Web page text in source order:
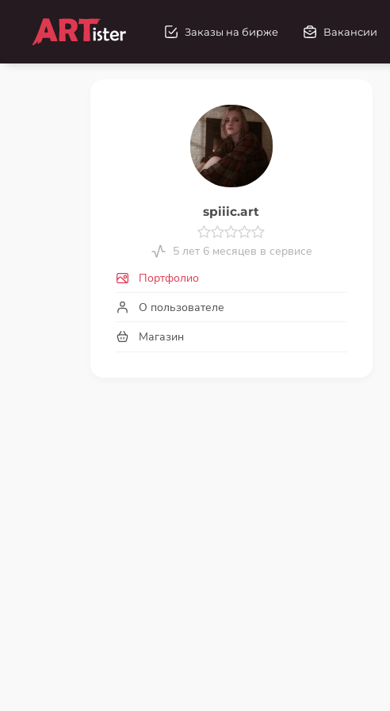
Заказы на бирже Вакансии
spiiic.art
5 лет 6 месяцев в сервисе
Портфолио
О пользователе
Магазин